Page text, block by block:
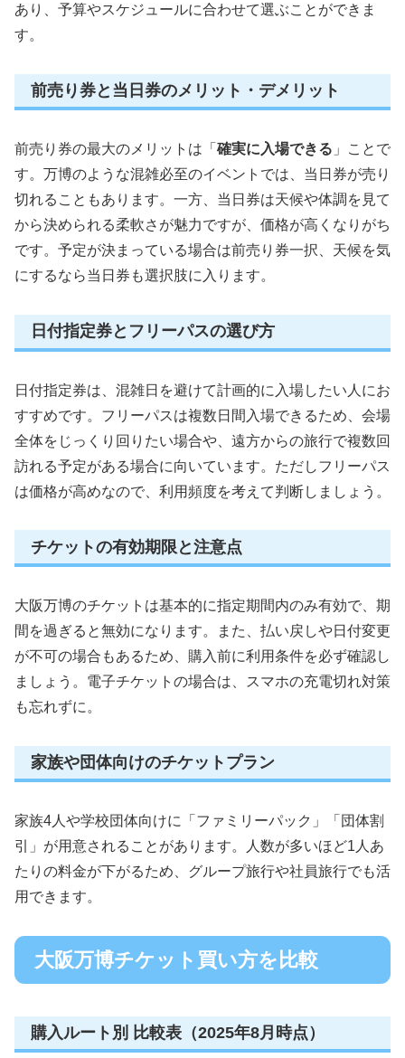
あり、予算やスケジュールに合わせて選ぶことができま
す。
前売り券と当日券のメリット・デメリット
前売り券の最大のメリットは「 確実に入場できる 」ことで
す。万博のような混雑必至のイベントでは、当日券が売り
切れることもあります。一方、当日券は天候や体調を見て
から決められる柔軟さが魅力ですが、価格が高くなりがち
です。予定が決まっている場合は前売り券一択、天候を気
にするなら当日券も選択肢に入ります。
日付指定券とフリーパスの選び方
日付指定券は、混雑日を避けて計画的に入場したい人にお
すすめです。フリーパスは複数日間入場できるため、会場
全体をじっくり回りたい場合や、遠方からの旅行で複数回
訪れる予定がある場合に向いています。ただしフリーパス
は価格が高めなので、利用頻度を考えて判断しましょう。
チケットの有効期限と注意点
大阪万博のチケットは基本的に指定期間内のみ有効で、期
間を過ぎると無効になります。また、払い戻しや日付変更
が不可の場合もあるため、購入前に利用条件を必ず確認し
ましょう。電子チケットの場合は、スマホの充電切れ対策
も忘れずに。
家族や団体向けのチケットプラン
家族4人や学校団体向けに「ファミリーパック」「団体割
引」が用意されることがあります。人数が多いほど1人あ
たりの料金が下がるため、グループ旅行や社員旅行でも活
用できます。
大阪万博チケット買い方を比較
購入ルート別 比較表（2025年8月時点）